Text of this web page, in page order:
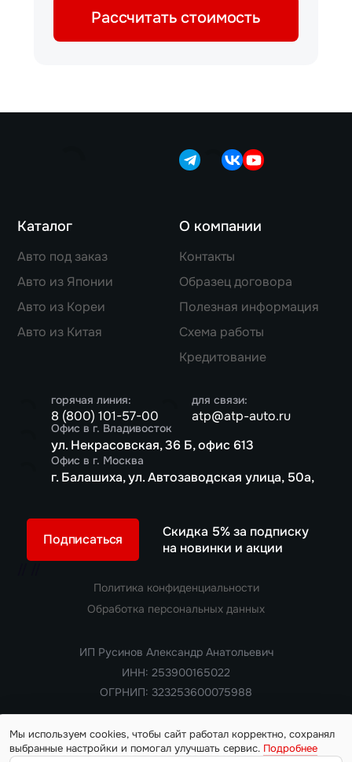
Рассчитать стоимость
Каталог
Авто под заказ
Авто из Японии
Авто из Кореи
Авто из Китая
О компании
Контакты
Образец договора
Полезная информация
Схема работы
Кредитование
горячая линия:
8 (800) 101-57-00
для связи:
atp@atp-auto.ru
Офис в г. Владивосток
ул. Некрасовская, 36 Б, офис 613
Офис в г. Москва
г. Балашиха, ул. Автозаводская улица, 50а,
Скидка 5% за подписку
на новинки и акции
Подписаться
Copyright 2018 — 2026. Все права защищены
Политика конфиденциальности
Обработка персональных данных
ИП Русинов Александр Анатольевич
ИНН: 253900165022
ОГРНИП: 323253600075988
Мы используем cookies, чтобы сайт работал корректно, сохранял
выбранные настройки и помогал улучшать сервис. Подробнее